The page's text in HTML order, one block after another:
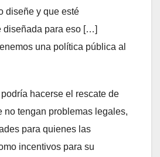
diseñe y que esté
diseñada para eso […]
una política pública al
hacerse el rescate de
no tengan problemas legales,
para quienes las
incentivos para su